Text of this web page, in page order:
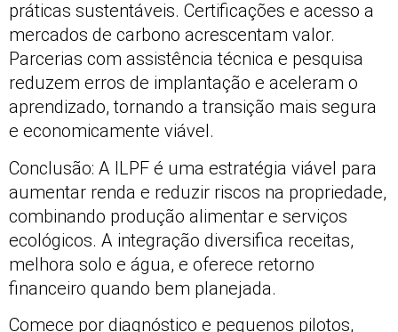
práticas sustentáveis. Certificações e acesso a
mercados de carbono acrescentam valor.
Parcerias com assistência técnica e pesquisa
reduzem erros de implantação e aceleram o
aprendizado, tornando a transição mais segura
e economicamente viável.
Conclusão: A ILPF é uma estratégia viável para
aumentar renda e reduzir riscos na propriedade,
combinando produção alimentar e serviços
ecológicos. A integração diversifica receitas,
melhora solo e água, e oferece retorno
financeiro quando bem planejada.
Comece por diagnóstico e pequenos pilotos,